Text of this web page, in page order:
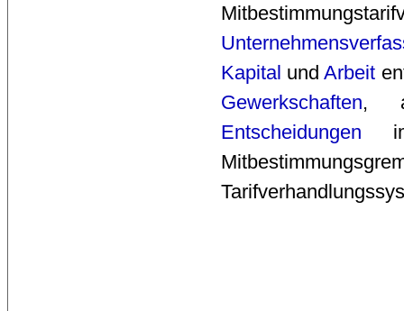
Kapital und Arbeit
Gewerkschaften,
Entscheidungen